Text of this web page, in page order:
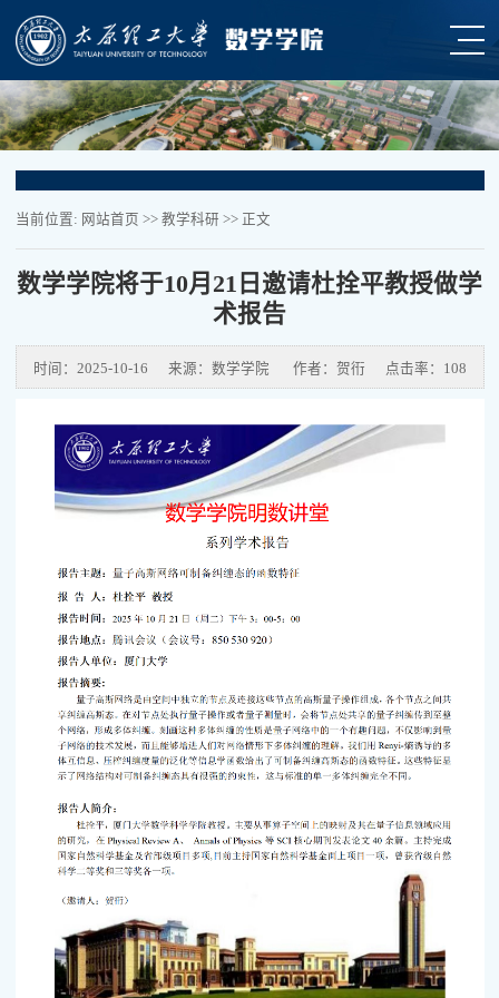
当前位置: 网站首页 >> 教学科研 >> 正文
数学学院将于10月21日邀请杜拴平教授做学
术报告
时间：2025-10-16 来源：数学学院 作者：贺衎 点击率： 108